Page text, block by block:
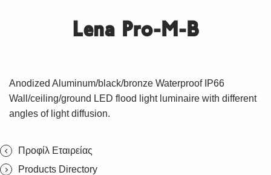
Lena Pro-M-B
Anodized Aluminum/black/bronze Waterproof IP66
Wall/ceiling/ground LED flood light luminaire with different
angles of light diffusion.
Προφίλ Εταιρείας
Products Directory